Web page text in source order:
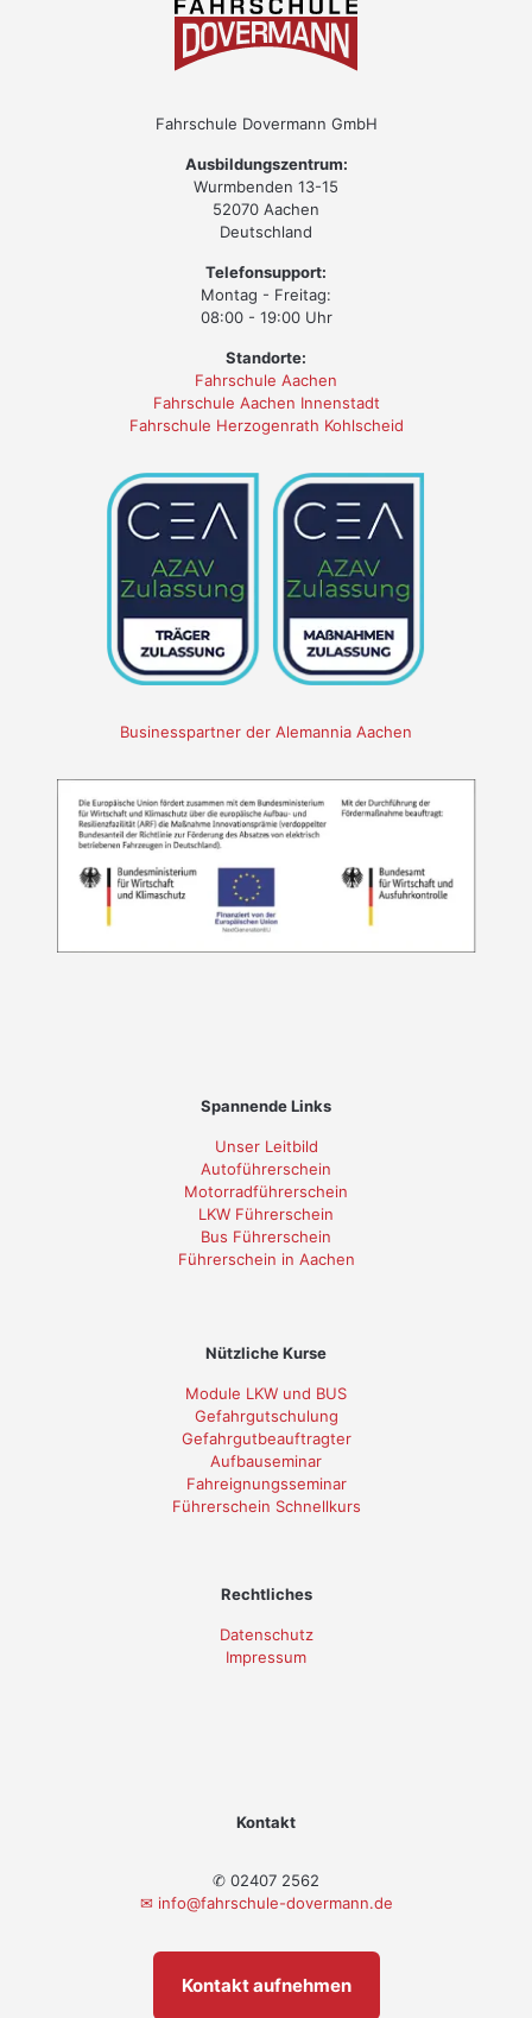
Fahrschule Dovermann GmbH
Ausbildungszentrum:
Wurmbenden 13-15
52070 Aachen
Deutschland
Telefonsupport:
Montag - Freitag:
08:00 - 19:00 Uhr
Standorte:
Fahrschule Aachen
Fahrschule Aachen Innenstadt
Fahrschule Herzogenrath Kohlscheid
Businesspartner der Alemannia Aachen
Spannende Links
Unser Leitbild
Autoführerschein
Motorradführerschein
LKW Führerschein
Bus Führerschein
Führerschein in Aachen
Nützliche Kurse
Module LKW und BUS
Gefahrgutschulung
Gefahrgutbeauftragter
Aufbauseminar
Fahreignungsseminar
Führerschein Schnellkurs
Rechtliches
Datenschutz
Impressum
Kontakt
✆ 02407 2562
✉ info@fahrschule-dovermann.de
Kontakt aufnehmen